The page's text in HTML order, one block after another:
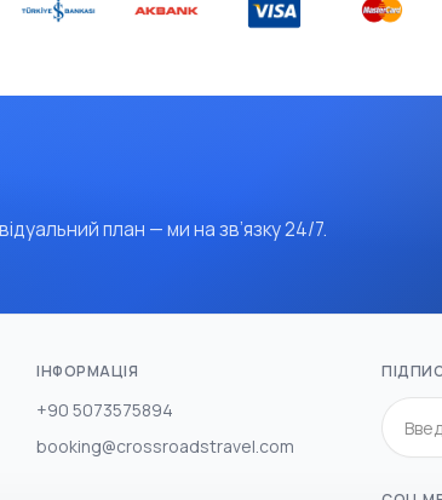
план — ми на зв’язку 24/7.
ІНФОРМАЦІЯ
+90 5073575894
booking@crossroadstravel.com